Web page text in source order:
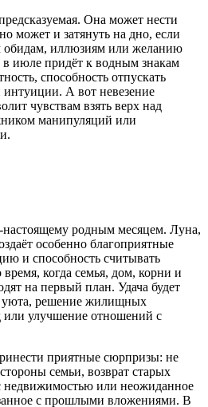
Она может нести
может и затянуть на дно, если
обидам, иллюзиям или желанию
в июле придёт к водным знакам
способность отпускать
интуиции. А вот невезение
чувствам взять верх над
манипуляций или
настоящему родным месяцем. Луна,
особенно благоприятные
и способность считывать
когда семья, дом, корни и
на первый план. Удача будет
уюта, решение жилищных
или улучшение отношений с
приятные сюрпризы: не
семьи, возврат старых
недвижимостью или неожиданное
с прошлыми вложениями. В